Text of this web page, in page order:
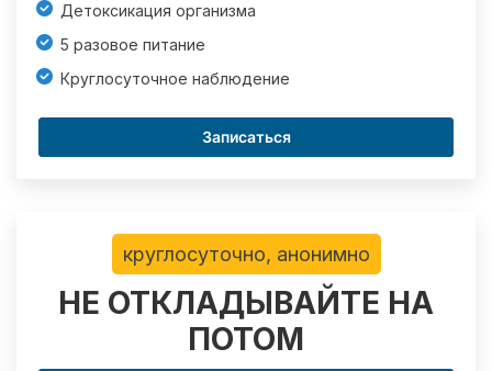
Детоксикация организма
5 разовое питание
Круглосуточное наблюдение
Записаться
круглосуточно, анонимно
НЕ ОТКЛАДЫВАЙТЕ НА
ПОТОМ